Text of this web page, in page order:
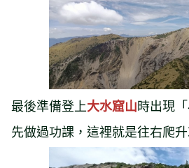
最後準備登上大水窟山時出現
先做過功課，這裡就是往右爬